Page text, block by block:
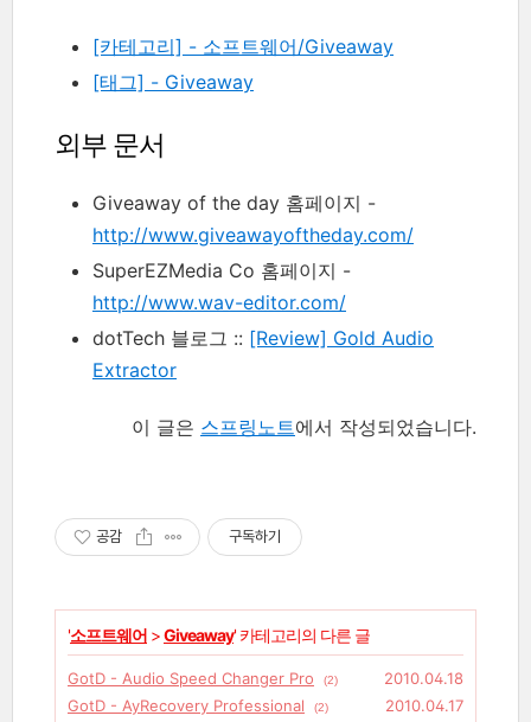
[카테고리] - 소프트웨어/Giveaway
[태그] - Giveaway
외부 문서
Giveaway of the day 홈페이지 -
http://www.giveawayoftheday.com/
SuperEZMedia Co 홈페이지 -
http://www.wav-editor.com/
dotTech 블로그 :: [Review] Gold Audio
Extractor
이 글은 스프링노트에서 작성되었습니다.
공감 구독하기
'소프트웨어 >Giveaway' 카테고리의 다른 글
GotD - Audio Speed Changer Pro (2)
2010.04.18
GotD - AyRecovery Professional
(2)
2010.04.17